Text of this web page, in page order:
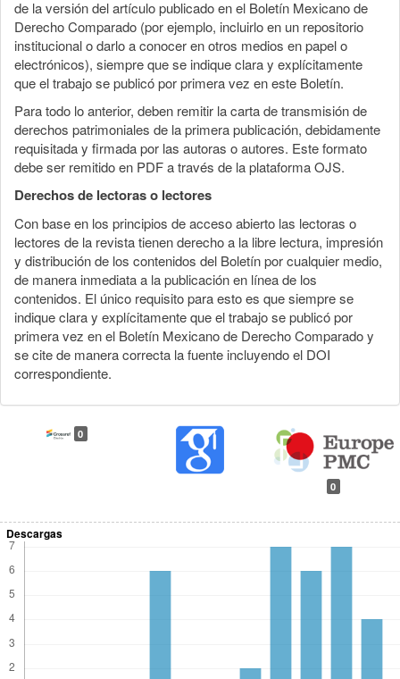
de la versión del artículo publicado en el Boletín Mexicano de
Derecho Comparado (por ejemplo, incluirlo en un repositorio
institucional o darlo a conocer en otros medios en papel o
electrónicos), siempre que se indique clara y explícitamente
que el trabajo se publicó por primera vez en este Boletín.
Para todo lo anterior, deben remitir la carta de transmisión de
derechos patrimoniales de la primera publicación, debidamente
requisitada y firmada por las autoras o autores. Este formato
debe ser remitido en PDF a través de la plataforma OJS.
Derechos de lectoras o lectores
Con base en los principios de acceso abierto las lectoras o
lectores de la revista tienen derecho a la libre lectura, impresión
y distribución de los contenidos del Boletín por cualquier medio,
de manera inmediata a la publicación en línea de los
contenidos. El único requisito para esto es que siempre se
indique clara y explícitamente que el trabajo se publicó por
primera vez en el Boletín Mexicano de Derecho Comparado y
se cite de manera correcta la fuente incluyendo el DOI
correspondiente.
0
0
Descargas